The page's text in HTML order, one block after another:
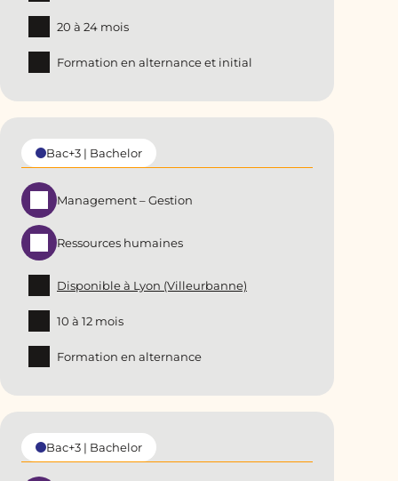
20 à 24 mois
Formation en alternance et initial
Bac+3 | Bachelor
Management – Gestion
Ressources humaines
Disponible à Lyon (Villeurbanne)
10 à 12 mois
Formation en alternance
Bac+3 | Bachelor